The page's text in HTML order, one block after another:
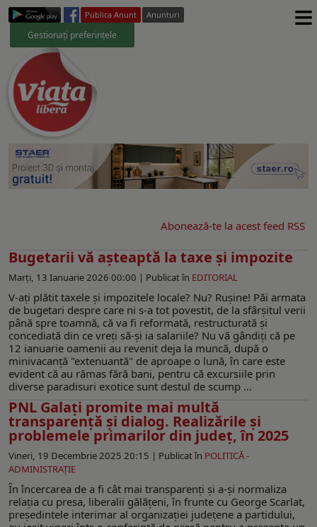
Publica Anunt Anunturi
Gestionați preferințele ≡
Abonează-te la acest feed RSS
Bugetarii vă aşteaptă la taxe şi impozite
Marți, 13 Ianuarie 2026 00:00 | Publicat în EDITORIAL
V-aţi plătit taxele şi impozitele locale? Nu? Ruşine! Păi armata
de bugetari despre care ni s-a tot povestit, de la sfârşitul verii
până spre toamnă, că va fi reformată, restructurată şi
concediată din ce vreţi să-şi ia salariile? Nu vă gândiţi că pe
12 ianuarie oamenii au revenit deja la muncă, după o
minivacanţă "extenuantă" de aproape o lună, în care este
evident că au rămas fără bani, pentru că excursiile prin
diverse paradisuri exotice sunt destul de scump ...
PNL Galaţi promite mai multă
transparenţă şi dialog. Realizările şi
problemele primarilor din judeţ, în 2025
Vineri, 19 Decembrie 2025 20:15 | Publicat în POLITICĂ -
ADMINISTRAŢIE
În încercarea de a fi cât mai transparenţi şi a-şi normaliza
relaţia cu presa, liberalii gălăţeni, în frunte cu George Scarlat,
preşedintele interimar al organizaţiei judeţene a partidului,